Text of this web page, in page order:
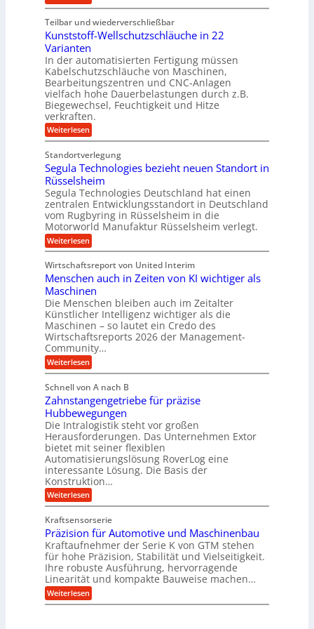
k
e
l
t
ü
b
e
r
V
o
r
j
a
h
r
t
s
m
a
r
k
t
c
s
t
u
m
s
c
h
a
n
c
e
f
ü
d
e
n
M
a
c
h
i
n
n
b
a
u
S
l
i
d
S
y
s
t
e
m
T
e
a
m
t
i
t
t
n
d
u
s
t
i
a
l
B
u
s
i
n
e
s
s
c
o
s
y
s
t
e
m
v
o
n
F
o
r
m
w
a
y
s
b
e
i
Teilbar und wiederverschließbar
Kunststoff-Wellschutzschläuche in 22
Varianten
In der automatisierten Fertigung müssen
Kabelschutzschläuche von Maschinen,
Bearbeitungszentren und CNC-Anlagen
vielfach hohe Dauerbelastungen durch z.B.
Biegewechsel, Feuchtigkeit und Hitze
verkraften.
Weiterlesen:
K
n
s
t
s
t
o
f
f
-
W
l
l
c
h
u
t
z
s
c
h
l
ä
c
h
e
i
n
2
2
V
a
r
i
n
e
n
Standortverlegung
Segula Technologies bezieht neuen Standort in
Rüsselsheim
Segula Technologies Deutschland hat einen
zentralen Entwicklungsstandort in Deutschland
vom Rugbyring in Rüsselsheim in die
Motorworld Manufaktur Rüsselsheim verlegt.
Weiterlesen:
S
g
u
l
a
T
e
c
h
n
o
l
o
g
i
e
s
b
e
z
i
e
h
t
n
e
e
n
S
t
a
n
d
o
r
Wirtschaftsreport von United Interim
Menschen auch in Zeiten von KI wichtiger als
Maschinen
Die Menschen bleiben auch im Zeitalter
Künstlicher Intelligenz wichtiger als die
Maschinen – so lautet ein Credo des
Wirtschaftsreports 2026 der Management-
Community…
Weiterlesen:
M
n
s
c
h
e
n
a
u
c
h
i
n
Z
e
e
n
v
o
n
K
I
Schnell von A nach B
Zahnstangengetriebe für präzise
Hubbewegungen
Die Intralogistik steht vor großen
Herausforderungen. Das Unternehmen Extor
bietet mit seiner flexiblen
Automatisierungslösung RoverLog eine
interessante Lösung. Die Basis der
Konstruktion…
Weiterlesen:
Z
h
n
s
t
a
n
g
e
n
Kraftsensorserie
Präzision für Automotive und Maschinenbau
Kraftaufnehmer der Serie K von GTM stehen
für hohe Präzision, Stabilität und Vielseitigkeit.
Ihre robuste Ausführung, hervorragende
Linearität und kompakte Bauweise machen…
Weiterlesen:
P